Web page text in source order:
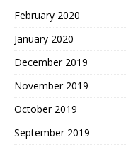
February 2020
January 2020
December 2019
November 2019
October 2019
September 2019